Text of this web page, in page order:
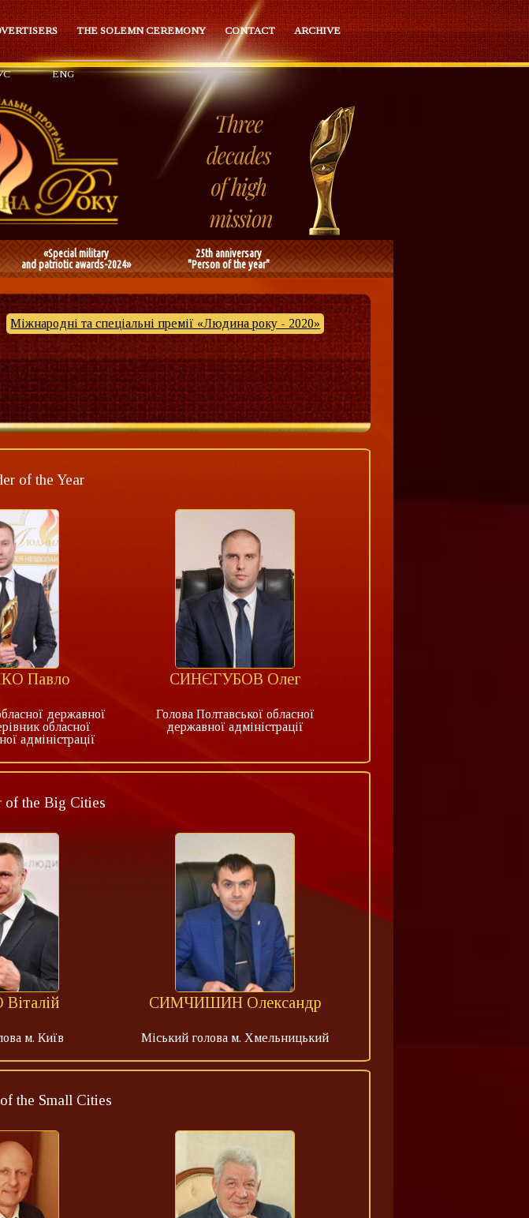
THE SOLEMN CEREMONY CONTACT ARCHIVE
ENG
«Special military
and patriotic awards-2024»
25th anniversary
"Person of the year"
Міжнародні та спеціальні премії «Людина року - 2020»
of the Year
Павло
державної
обласної
адміністрації
СИНЄГУБОВ Олег
Голова Полтавської обласної
державної адміністрації
of the Big Cities
м. Київ
СИМЧИШИН Олександр
Міський голова м. Хмельницький
the Small Cities